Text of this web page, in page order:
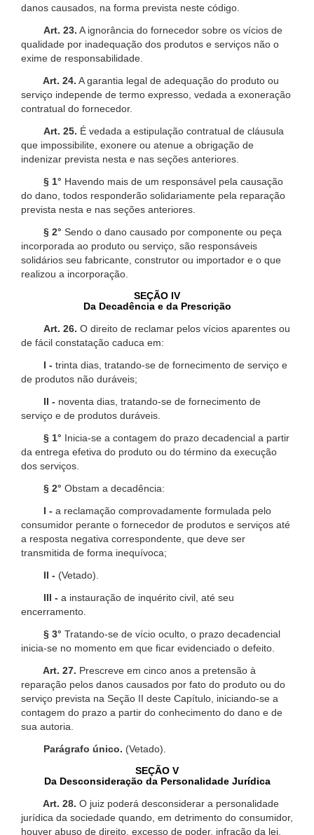
danos causados, na forma prevista neste código.
Art. 23. A ignorância do fornecedor sobre os vícios de
qualidade por inadequação dos produtos e serviços não o
exime de responsabilidade.
Art. 24. A garantia legal de adequação do produto ou
serviço independe de termo expresso, vedada a exoneração
contratual do fornecedor.
Art. 25. É vedada a estipulação contratual de cláusula
que impossibilite, exonere ou atenue a obrigação de
indenizar prevista nesta e nas seções anteriores.
§ 1° Havendo mais de um responsável pela causação
do dano, todos responderão solidariamente pela reparação
prevista nesta e nas seções anteriores.
§ 2° Sendo o dano causado por componente ou peça
incorporada ao produto ou serviço, são responsáveis
solidários seu fabricante, construtor ou importador e o que
realizou a incorporação.
SEÇÃO IV
Da Decadência e da Prescrição
Art. 26. O direito de reclamar pelos vícios aparentes ou
de fácil constatação caduca em:
I - trinta dias, tratando-se de fornecimento de serviço e
de produtos não duráveis;
II - noventa dias, tratando-se de fornecimento de
serviço e de produtos duráveis.
§ 1° Inicia-se a contagem do prazo decadencial a partir
da entrega efetiva do produto ou do término da execução
dos serviços.
§ 2° Obstam a decadência:
I - a reclamação comprovadamente formulada pelo
consumidor perante o fornecedor de produtos e serviços até
a resposta negativa correspondente, que deve ser
transmitida de forma inequívoca;
II - (Vetado).
III - a instauração de inquérito civil, até seu
encerramento.
§ 3° Tratando-se de vício oculto, o prazo decadencial
inicia-se no momento em que ficar evidenciado o defeito.
Art. 27. Prescreve em cinco anos a pretensão à
reparação pelos danos causados por fato do produto ou do
serviço prevista na Seção II deste Capítulo, iniciando-se a
contagem do prazo a partir do conhecimento do dano e de
sua autoria.
Parágrafo único. (Vetado).
SEÇÃO V
Da Desconsideração da Personalidade Jurídica
Art. 28. O juiz poderá desconsiderar a personalidade
jurídica da sociedade quando, em detrimento do consumidor,
houver abuso de direito, excesso de poder, infração da lei,